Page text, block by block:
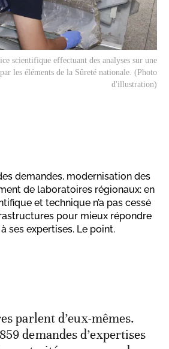
scientifique effectuant des analyses sur une
les éléments de la Sûreté nationale. (Photo
d'illustration)
demandes, modernisation des
de laboratoires régionaux: en
et technique n’a pas cessé
pour mieux répondre
ses expertises. Le point.
parlent d’eux-mêmes.
demandes d’expertises